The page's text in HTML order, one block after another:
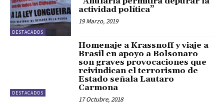
DESTACADOS
actividad política”
19 Marzo, 2019
DESTACADOS
Homenaje a Krassnoff y viaje a
Brasil en apoyo a Bolsonaro
son graves provocaciones que
reivindican el terrorismo de
Estado señala Lautaro
Carmona
17 Octubre, 2018